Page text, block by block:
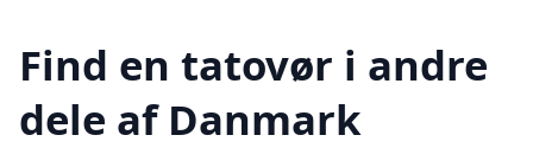
Find en tatovør i andre
dele af Danmark